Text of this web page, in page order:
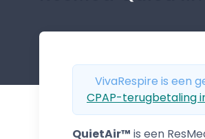
VivaRespire is een
CPAP-terugbetaling
QuietAir™ is een